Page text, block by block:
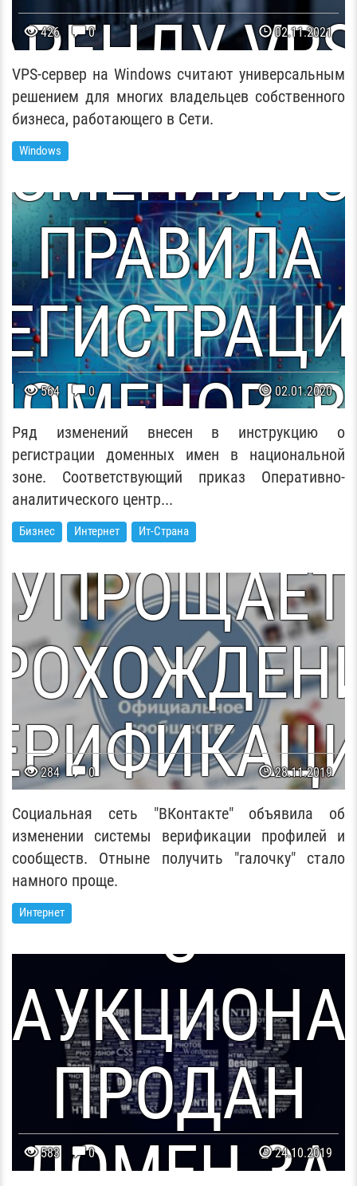
WINDOWS
426 0 02.11.2021
VPS-сервер на Windows считают универсальным
решением для многих владельцев собственного
бизнеса, работающего в Сети.
Windows
ПРАВИЛА
И .БЕЛ
564 0 02.01.2020
Ряд изменений внесен в инструкцию о
регистрации доменных имен в национальной
зоне. Соответствующий приказ Оперативно-
аналитического центр...
Бизнес Интернет Ит-Страна
ВКОНТАКТЕ
УПРОЩАЕТ
СТРАНИЦ
284 0 28.11.2019
Социальная сеть "ВКонтакте" объявила об
изменении системы верификации профилей и
сообществ. Отныне получить "галочку" стало
намного проще.
Интернет
В
БЕЛАРУСИ
С
АУКЦИОНА
ПРОДАН
583 0 24.10.2019